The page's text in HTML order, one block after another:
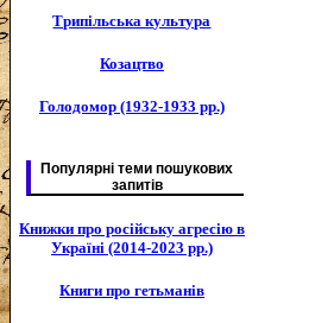
Трипільська культура
Козацтво
Голодомор (1932-1933 рр.)
Популярні теми пошукових
запитів
Книжки про російську агресію в
Україні (2014-2023 рр.)
Книги про гетьманів